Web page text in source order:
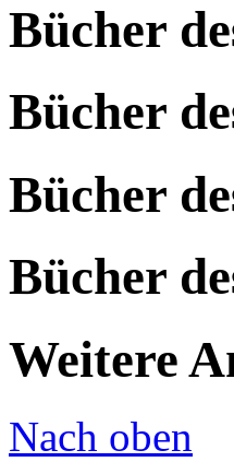
Bücher
Bücher
Bücher
Bücher
Weitere
Nach oben